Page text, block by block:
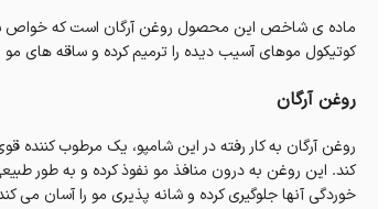
ماده ی شاخص این محصول روغن آرگان است که خواص
کوتیکول موهای آسیب دیده را ترمیم کرده و ساقه های
روغن آرگان
روغن آرگان به کار رفته در این شامپو، یک مرطوب
کند. این روغن به درون منافذ مو نفوذ کرده و به طور
خوردگی آنها جلوگیری کرده و شانه پذیری مو را آسان می